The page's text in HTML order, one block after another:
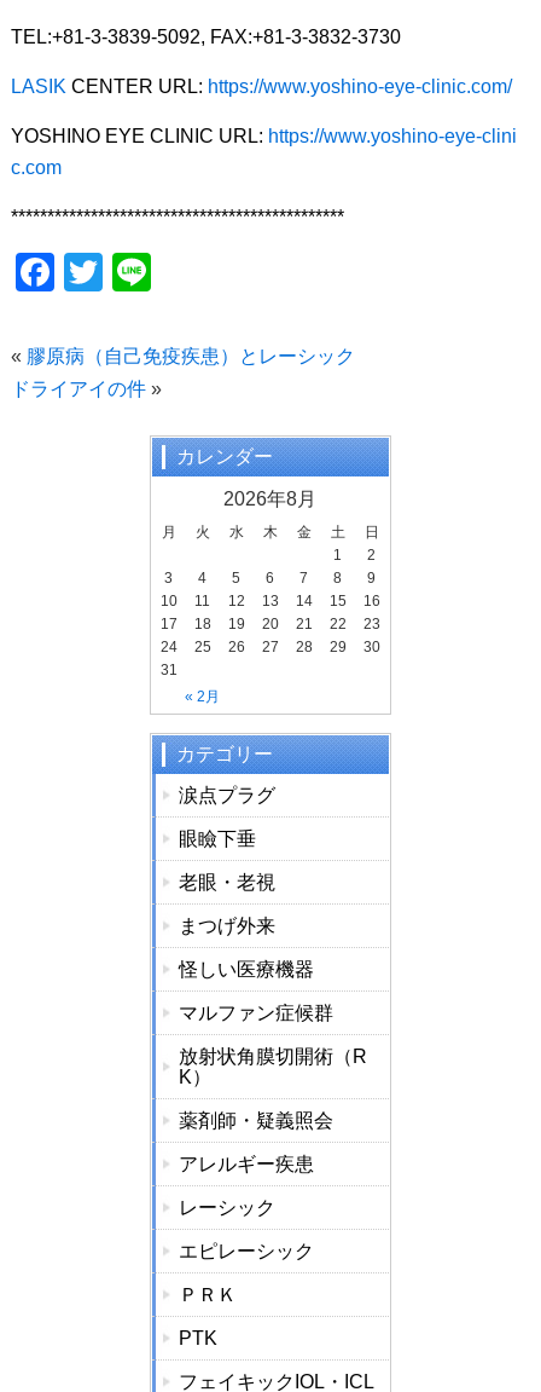
TEL:+81-3-3839-5092, FAX:+81-3-3832-3730
LASIK CENTER URL: https://www.yoshino-eye-clinic.com/
YOSHINO EYE CLINIC URL: https://www.yoshino-eye-clini
c.com
**********************************************
F
c
e
T
tt
er
e
« 膠原病（自己免疫疾患）とレーシック
ドライアイの件»
カレンダー
2026年8月
月 火 水 木 金 土 日
« 2月
1
2
3
4 5 6 7 8
9
10
11 12 13 14 15
16
17
18 19 20 21 22
23
24
25 26 27 28 29
30
31
カテゴリー
涙点プラグ
眼瞼下垂
老眼・老視
まつげ外来
怪しい医療機器
マルファン症候群
放射状角膜切開術（R
K）
薬剤師・疑義照会
アレルギー疾患
レーシック
エピレーシック
ＰＲＫ
PTK
フェイキックIOL・ICL